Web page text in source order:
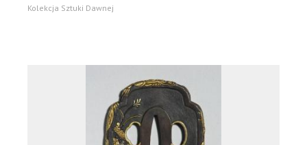
Kolekcja Sztuki Dawnej